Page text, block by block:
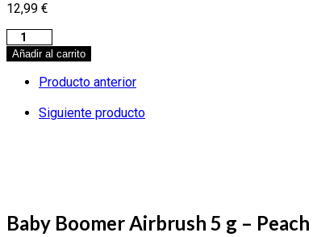
12,99 €
Añadir al carrito
Producto anterior
Siguiente producto
Baby Boomer Airbrush 5 g – Peach